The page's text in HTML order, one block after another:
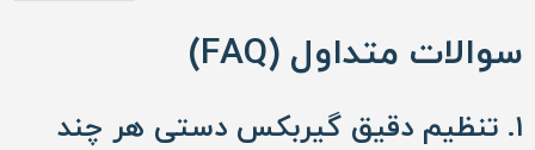
سوالات متداول (FAQ)
۱. تنظیم دقیق گیربکس دستی هر چند